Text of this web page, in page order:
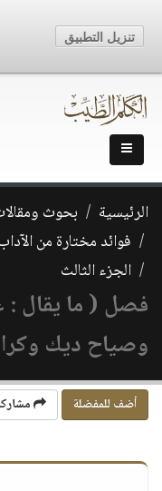
الرئيسية
بحوث
فوائد مختارة من
الجزء الثالث
فصل ( ما يقال :
وصياح ديك
أضف للمفضلة
تنزيل التطبيق